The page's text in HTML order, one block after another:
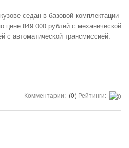
седан в базовой комплектации
цене 849 000 рублей с механической
с автоматической трансмиссией.
Комментарии: (0) Рейтинги: